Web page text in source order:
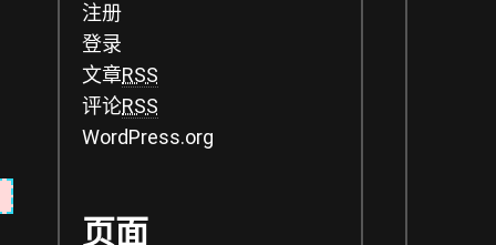
注册
登录
文章RSS
评论RSS
WordPress.org
页面